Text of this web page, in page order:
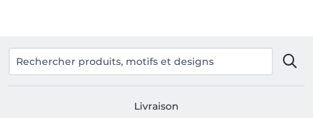
Livraison